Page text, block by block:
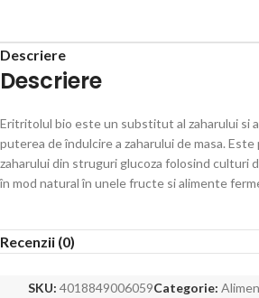
Descriere
Descriere
Eritritolul bio este un substitut al zaharului si
puterea de îndulcire a zaharului de masa.
zaharului din struguri glucoza folosind culturi
în mod natural în unele fructe si alimente
Recenzii (0)
SKU: 4018849006059Categorie: